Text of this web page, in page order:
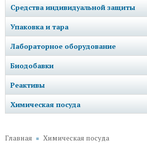
Средства индивидуальной защиты
Упаковка и тара
Лабораторное оборудование
Биодобавки
Реактивы
Химическая посуда
Главная Химическая посуда